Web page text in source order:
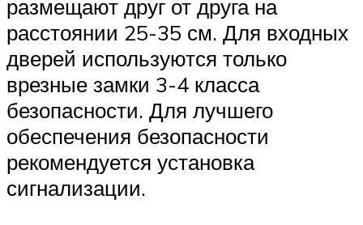
размещают друг от друга на
расстоянии 25-35 см. Для входных
дверей используются только
врезные замки 3-4 класса
безопасности. Для лучшего
обеспечения безопасности
рекомендуется установка
сигнализации.